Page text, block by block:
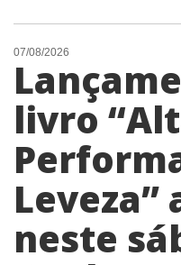
07/08/2026
livro
Leveza”
neste